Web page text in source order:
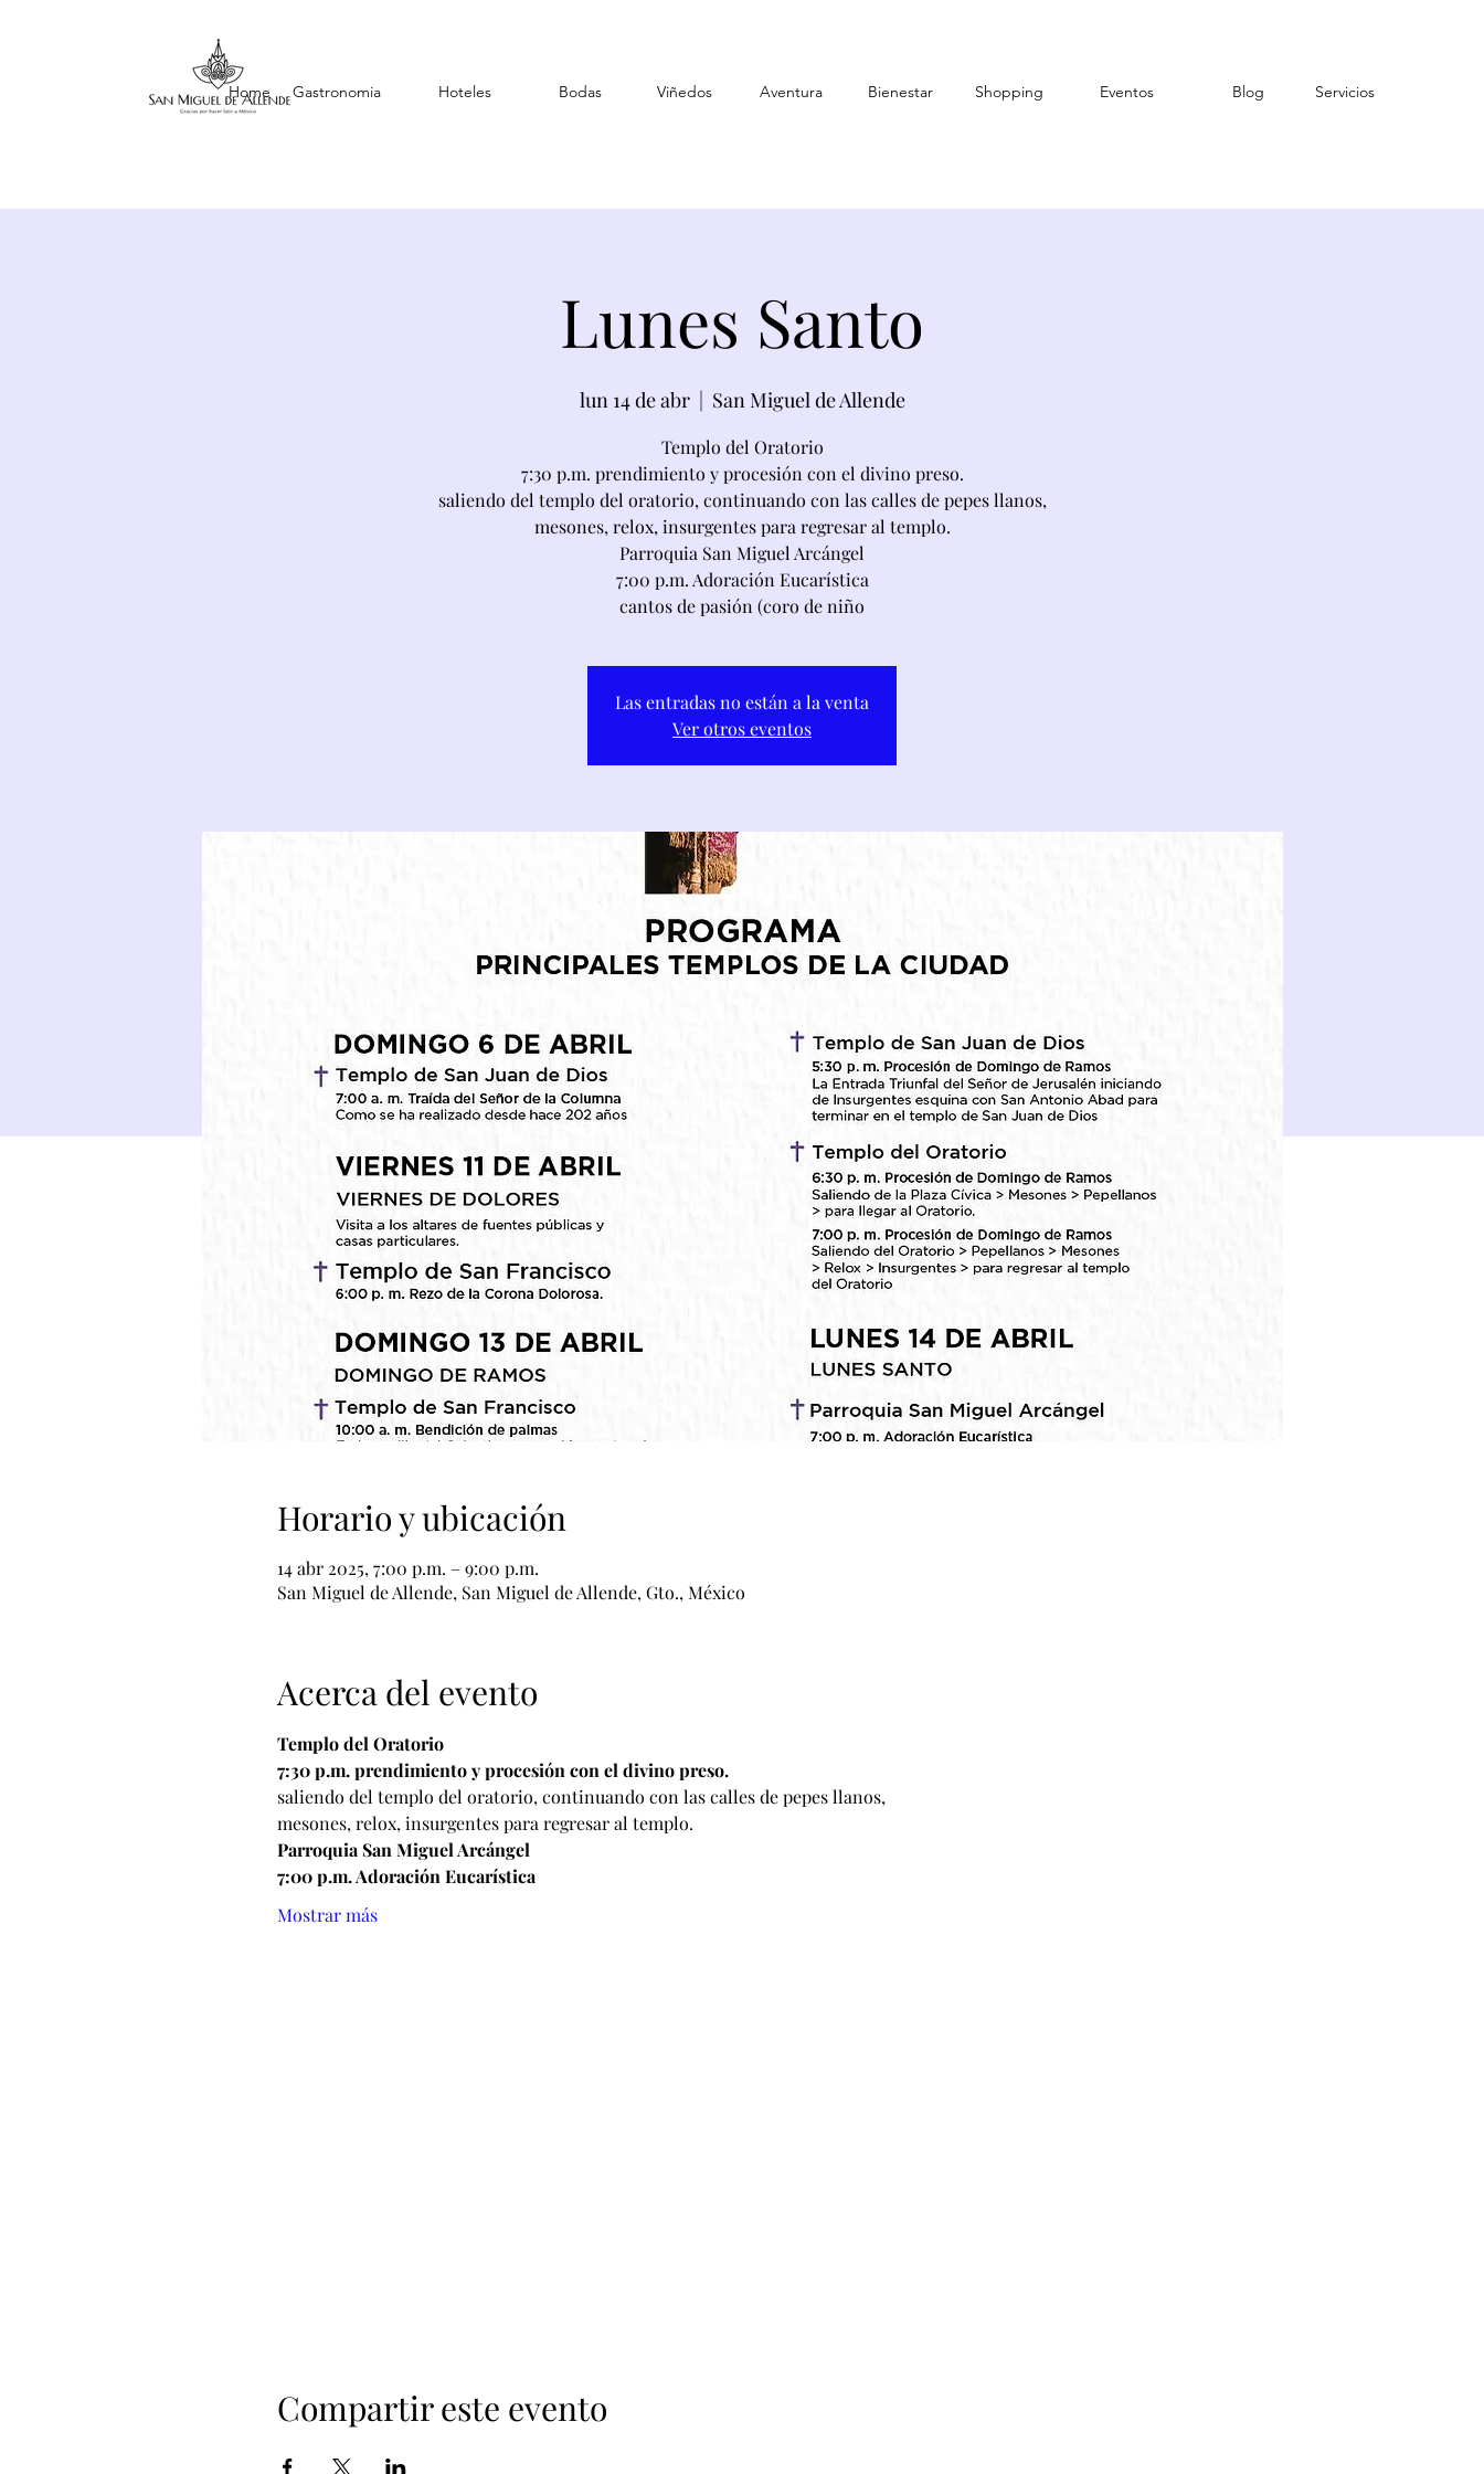
Home Gastronomia Hoteles Bodas Viñedos Aventura Bienestar Shopping Eventos Blog Servicios
Lunes Santo
lun 14 de abr
  |
San Miguel de Allende
Templo del Oratorio
7:30 p.m. prendimiento y procesión con el divino preso.
saliendo del templo del oratorio, continuando con las calles de pepes llanos,
mesones, relox, insurgentes para regresar al templo.
Parroquia San Miguel Arcángel
7:00 p.m. Adoración Eucarística
cantos de pasión (coro de niño
Las entradas no están a la venta
Ver otros eventos
Horario y ubicación
14 abr 2025, 7:00 p.m. – 9:00 p.m.
San Miguel de Allende, San Miguel de Allende, Gto., México
Acerca del evento
Templo del Oratorio
7:30 p.m. prendimiento y procesión con el divino preso.
saliendo del templo del oratorio, continuando con las calles de pepes llanos,
mesones, relox, insurgentes para regresar al templo.
Parroquia San Miguel Arcángel
7:00 p.m. Adoración Eucarística
Mostrar más
Compartir este evento